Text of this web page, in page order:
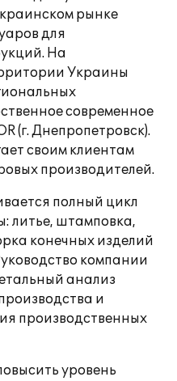
рынке
для
На
Украины
современное
(г. Днепропетровск).
своим клиентам
производителей.
полный цикл
литье, штамповка,
конечных изделий
компании
анализ
и
производственных
уровень